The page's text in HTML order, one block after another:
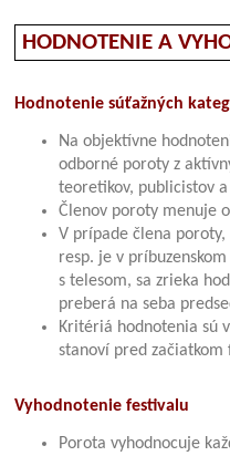
HODNOTENIE A
Hodnotenie súťažných
Na objektívne
odborné poroty z
teoretikov, publicistov
Členov poroty menuje
V prípade člena
resp. je v
s telesom, sa zrieka
preberá na seba
Kritériá hodnotenia sú
stanoví pred začiatkom
Vyhodnotenie festivalu
Porota vyhodnocuje